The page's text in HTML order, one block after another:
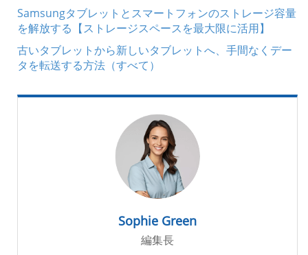
Samsungタブレットとスマートフォンのストレージ容量
を解放する【ストレージスペースを最大限に活用】
古いタブレットから新しいタブレットへ、手間なくデー
タを転送する方法（すべて）
Sophie Green
編集長